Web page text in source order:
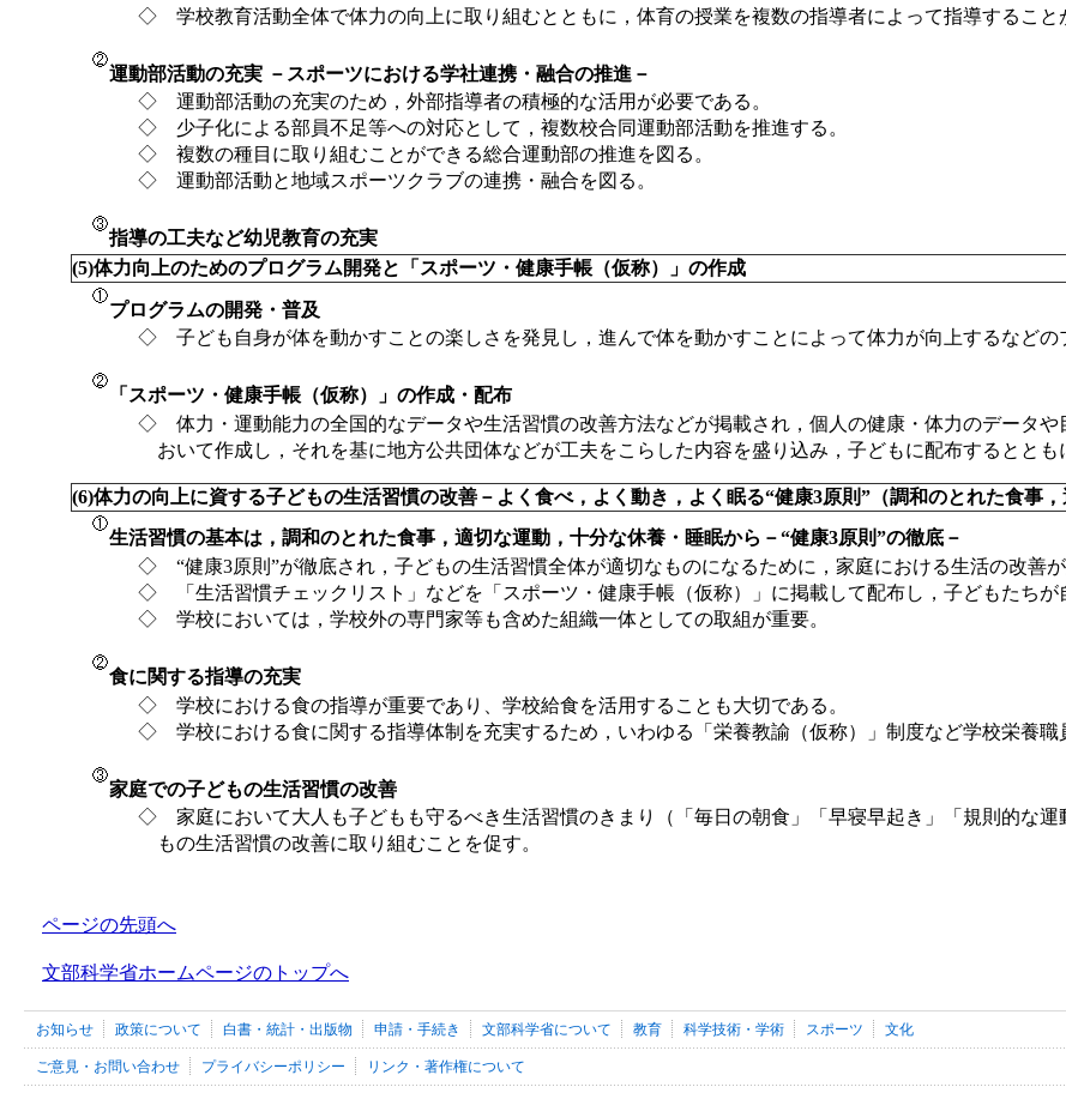
◇ 学校教育活動全体で体力の向上に取り組むとともに，体育の授業を複数の指導者によって指導すること
運動部活動の充実 －スポーツにおける学社連携・融合の推進－
◇ 運動部活動の充実のため，外部指導者の積極的な活用が必要である。
◇ 少子化による部員不足等への対応として，複数校合同運動部活動を推進する。
◇ 複数の種目に取り組むことができる総合運動部の推進を図る。
◇ 運動部活動と地域スポーツクラブの連携・融合を図る。
指導の工夫など幼児教育の充実
(5)体力向上のためのプログラム開発と「スポーツ・健康手帳（仮称）」の作成
プログラムの開発・普及
◇ 子ども自身が体を動かすことの楽しさを発見し，進んで体を動かすことによって体力が向上するなどの
「スポーツ・健康手帳（仮称）」の作成・配布
◇ 体力・運動能力の全国的なデータや生活習慣の改善方法などが掲載され，個人の健康・体力のデータや
おいて作成し，それを基に地方公共団体などが工夫をこらした内容を盛り込み，子どもに配布するととも
(6)体力の向上に資する子どもの生活習慣の改善－よく食べ，よく動き，よく眠る“健康3原則”（調和のとれた食事
生活習慣の基本は，調和のとれた食事，適切な運動，十分な休養・睡眠から－“健康3原則”の徹底－
◇ “健康3原則”が徹底され，子どもの生活習慣全体が適切なものになるために，家庭における生活の改善
◇ 「生活習慣チェックリスト」などを「スポーツ・健康手帳（仮称）」に掲載して配布し，子どもたちが
◇ 学校においては，学校外の専門家等も含めた組織一体としての取組が重要。
食に関する指導の充実
◇ 学校における食の指導が重要であり、学校給食を活用することも大切である。
◇ 学校における食に関する指導体制を充実するため，いわゆる「栄養教諭（仮称）」制度など学校栄養職
家庭での子どもの生活習慣の改善
◇ 家庭において大人も子どもも守るべき生活習慣のきまり（「毎日の朝食」「早寝早起き」「規則的な
もの生活習慣の改善に取り組むことを促す。
ページの先頭へ
文部科学省ホームページのトップへ
お知らせ 政策について 白書・統計・出版物 申請・手続き 文部科学省について 教育 科学技術・学術 スポーツ 文化
ご意見・お問い合わせ プライバシーポリシー リンク・著作権について